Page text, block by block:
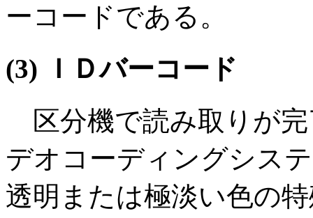
ーコードである。
(3) ＩＤバーコード
区分機で読み取りが
デオコーディングシス
透明または極淡い色の